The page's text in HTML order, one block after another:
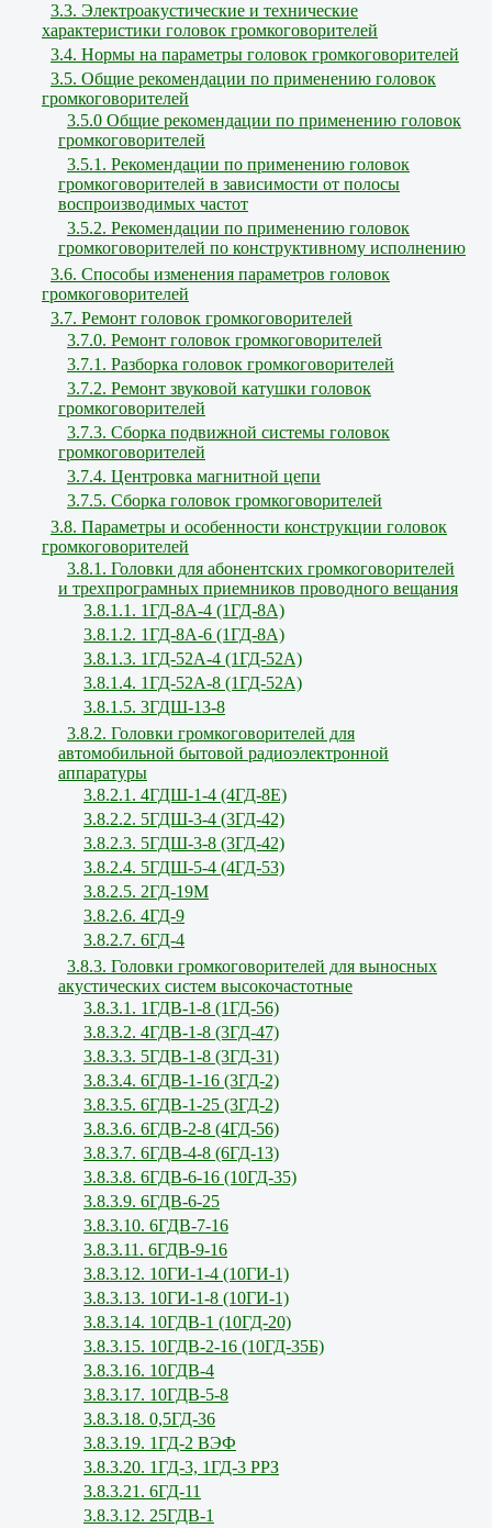
3.3. Электроакустические и технические
характеристики головок громкоговорителей
3.4. Нормы на параметры головок громкоговорителей
3.5. Общие рекомендации по применению головок
громкоговорителей
3.5.0 Общие рекомендации по применению головок
громкоговорителей
3.5.1. Рекомендации по применению головок
громкоговорителей в зависимости от полосы
воспроизводимых частот
3.5.2. Рекомендации по применению головок
громкоговорителей по конструктивному исполнению
3.6. Способы изменения параметров головок
громкоговорителей
3.7. Ремонт головок громкоговорителей
3.7.0. Ремонт головок громкоговорителей
3.7.1. Разборка головок громкоговорителей
3.7.2. Ремонт звуковой катушки головок
громкоговорителей
3.7.3. Сборка подвижной системы головок
громкоговорителей
3.7.4. Центровка магнитной цепи
3.7.5. Сборка головок громкоговорителей
3.8. Параметры и особенности конструкции головок
громкоговорителей
3.8.1. Головки для абонентских громкоговорителей
и трехпрограмных приемников проводного вещания
3.8.1.1. 1ГД-8А-4 (1ГД-8А)
3.8.1.2. 1ГД-8А-6 (1ГД-8А)
3.8.1.3. 1ГД-52А-4 (1ГД-52А)
3.8.1.4. 1ГД-52А-8 (1ГД-52А)
3.8.1.5. 3ГДШ-13-8
3.8.2. Головки громкоговорителей для
автомобильной бытовой радиоэлектронной
аппаратуры
3.8.2.1. 4ГДШ-1-4 (4ГД-8Е)
3.8.2.2. 5ГДШ-3-4 (3ГД-42)
3.8.2.3. 5ГДШ-3-8 (3ГД-42)
3.8.2.4. 5ГДШ-5-4 (4ГД-53)
3.8.2.5. 2ГД-19М
3.8.2.6. 4ГД-9
3.8.2.7. 6ГД-4
3.8.3. Головки громкоговорителей для выносных
акустических систем высокочастотные
3.8.3.1. 1ГДВ-1-8 (1ГД-56)
3.8.3.2. 4ГДВ-1-8 (3ГД-47)
3.8.3.3. 5ГДВ-1-8 (3ГД-31)
3.8.3.4. 6ГДВ-1-16 (3ГД-2)
3.8.3.5. 6ГДВ-1-25 (3ГД-2)
3.8.3.6. 6ГДВ-2-8 (4ГД-56)
3.8.3.7. 6ГДВ-4-8 (6ГД-13)
3.8.3.8. 6ГДВ-6-16 (10ГД-35)
3.8.3.9. 6ГДВ-6-25
3.8.3.10. 6ГДВ-7-16
3.8.3.11. 6ГДВ-9-16
3.8.3.12. 10ГИ-1-4 (10ГИ-1)
3.8.3.13. 10ГИ-1-8 (10ГИ-1)
3.8.3.14. 10ГДВ-1 (10ГД-20)
3.8.3.15. 10ГДВ-2-16 (10ГД-35Б)
3.8.3.16. 10ГДВ-4
3.8.3.17. 10ГДВ-5-8
3.8.3.18. 0,5ГД-36
3.8.3.19. 1ГД-2 ВЭФ
3.8.3.20. 1ГД-3, 1ГД-3 РРЗ
3.8.3.21. 6ГД-11
3.8.3.12. 25ГДВ-1